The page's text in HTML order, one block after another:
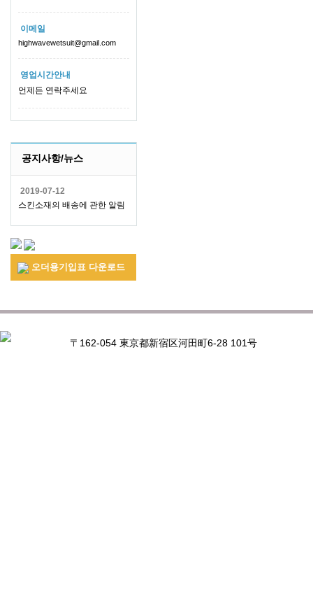
이메일
highwavewetsuit@gmail.com
영업시간안내
언제든 연락주세요
공지사항/뉴스
2019-07-12
스킨소재의 배송에 관한 알림
오더용기입표 다운로드
〒162-054 東京都新宿区河田町6-28 101号